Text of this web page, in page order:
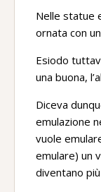
Nelle statue
ornata con
Esiodo
una buona,
Diceva
emulazione
vuole
emulare) un
diventano